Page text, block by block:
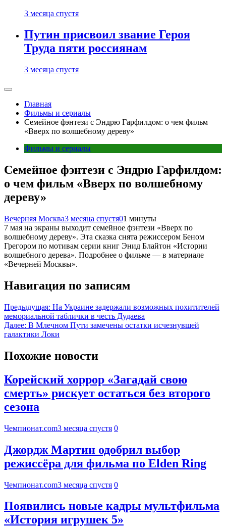
3 месяца спустя
Путин присвоил звание Героя
Труда пяти россиянам
3 месяца спустя
Главная
Фильмы и сериалы
Семейное фэнтези с Эндрю Гарфилдом: о чем фильм
«Вверх по волшебному дереву»
Фильмы и сериалы
Семейное фэнтези с Эндрю Гарфилдом:
о чем фильм «Вверх по волшебному
дереву»
Вечерняя Москва3 месяца спустя01 минуты
7 мая на экраны выходит семейное фэнтези «Вверх по
волшебному дереву». Эта сказка снята режиссером Беном
Грегором по мотивам серии книг Энид Блайтон «Истории
волшебного дерева». Подробнее о фильме — в материале
«Вечерней Москвы».
Навигация по записям
Предыдущая: На Украине задержали возможных похитителей
мемориальной таблички в честь Дудаева
Далее: В Млечном Пути замечены остатки исчезнувшей
галактики Локи
Похожие новости
Корейский хоррор «Загадай свою
смерть» рискует остаться без второго
сезона
Чемпионат.com3 месяца спустя 0
Джордж Мартин одобрил выбор
режиссёра для фильма по Elden Ring
Чемпионат.com3 месяца спустя 0
Появились новые кадры мультфильма
«История игрушек 5»